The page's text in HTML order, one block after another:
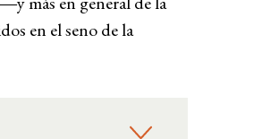
en el seno de la